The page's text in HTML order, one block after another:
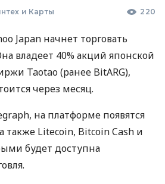
и Карты 220
Japan начнет торговать
владеет 40% акций японской
Taotao (ранее BitARG),
через месяц.
на платформе появятся
также Litecoin, Bitcoin Cash и
будет доступна